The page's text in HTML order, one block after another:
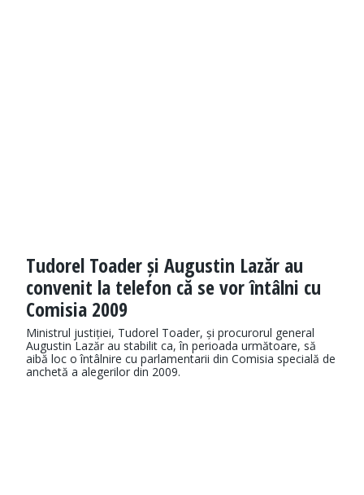
Tudorel Toader și Augustin Lazăr au
convenit la telefon că se vor întâlni cu
Comisia 2009
Ministrul justiției, Tudorel Toader, și procurorul general
Augustin Lazăr au stabilit ca, în perioada următoare, să
aibă loc o întâlnire cu parlamentarii din Comisia specială de
anchetă a alegerilor din 2009.